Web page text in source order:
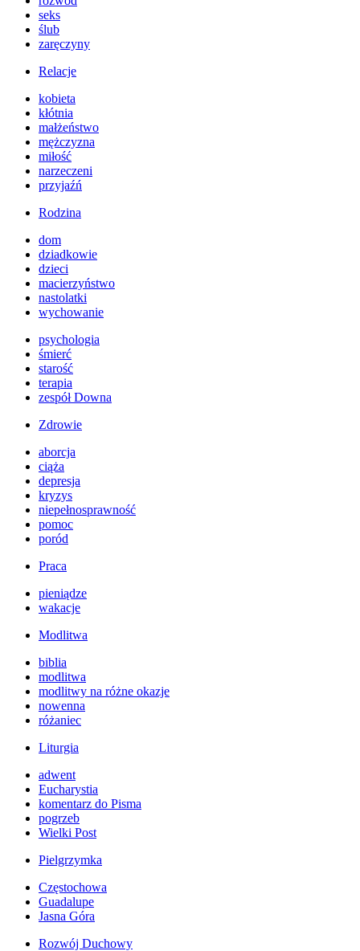
seks
ślub
zaręczyny
Relacje
kobieta
kłótnia
małżeństwo
mężczyzna
miłość
narzeczeni
przyjaźń
Rodzina
dom
dziadkowie
dzieci
macierzyństwo
nastolatki
wychowanie
psychologia
śmierć
starość
terapia
zespół Downa
Zdrowie
aborcja
ciąża
depresja
kryzys
niepełnosprawność
pomoc
poród
Praca
pieniądze
wakacje
Modlitwa
biblia
modlitwa
modlitwy na różne okazje
nowenna
różaniec
Liturgia
adwent
Eucharystia
komentarz do Pisma
pogrzeb
Wielki Post
Pielgrzymka
Częstochowa
Guadalupe
Jasna Góra
Rozwój Duchowy